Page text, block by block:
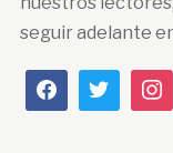
seguir adelante